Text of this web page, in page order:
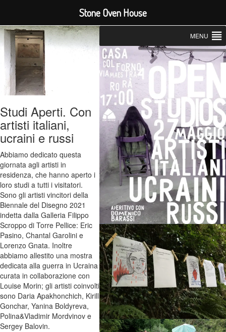
Studi Aperti. Con
artisti italiani,
ucraini e russi
Abbiamo dedicato questa
giornata agli artisti in
residenza, che hanno aperto i
loro studi a tutti i visitatori.
Sono gli artisti vincitori della
Biennale del Disegno 2021
indetta dalla Galleria Filippo
Scroppo di Torre Pellice: Eric
Pasino, Chantal Garolini e
Lorenzo Gnata. Inoltre
abbiamo allestito una mostra
dedicata alla guerra in Ucraina
curata in collaborazione con
Louise Morin; gli artisti coinvolti
sono Daria Apakhonchich, Kirill
Gonchar, Yanina Boldyreva,
Polina&Vladimir Mordvinov e
Sergey Balovin.
MENU
Stone Oven House